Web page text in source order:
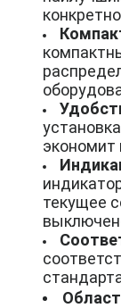
экономит
текущее